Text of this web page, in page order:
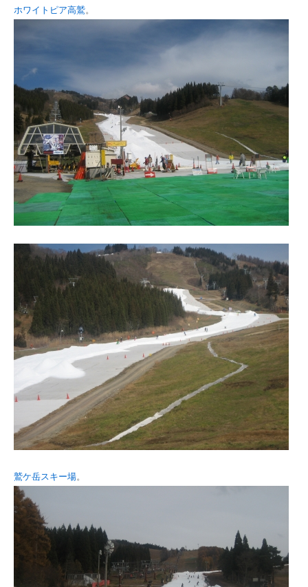
ホワイトピア高鷲。
鷲ケ岳スキー場。